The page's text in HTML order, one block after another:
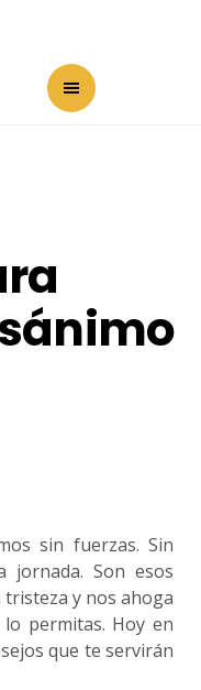
sin fuerzas. Sin
Son esos
y nos ahoga
permitas. Hoy en
que te servirán